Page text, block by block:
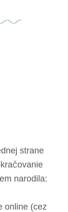
strane
narodila:
online (cez